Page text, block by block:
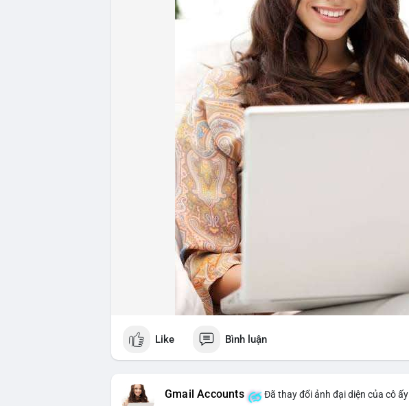
Like Bình luận
Gmail Accounts Đã thay đổi ảnh đại diện của cô ấy